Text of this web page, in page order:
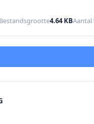
Bestandsgrootte4.64 KBAantal